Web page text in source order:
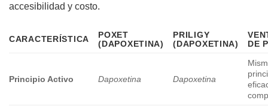
accesibilidad y costo.
CARACTERÍSTICA
POXET
(DAPOXETINA)
PRILIGY
(DAPOXETINA)
DE
Principio Activo Dapoxetina Dapoxetina